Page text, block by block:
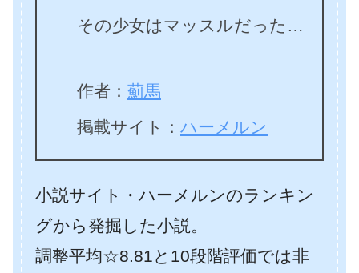
その少女はマッスルだった…
作者： 薊馬
掲載サイト： ハーメルン
小説サイト・ハーメルンのランキン
グから発掘した小説。
調整平均☆8.81と10段階評価では非